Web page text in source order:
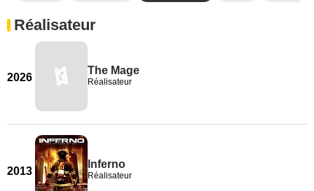
Réalisateur
2026
The Mage
Réalisateur
2013
Inferno
Réalisateur